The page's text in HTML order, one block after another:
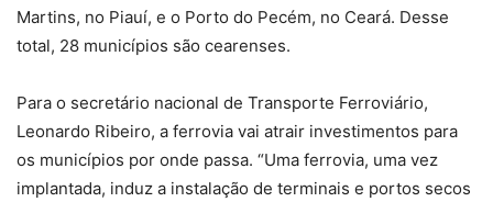
Martins, no Piauí, e o Porto do Pecém, no Ceará. Desse
total, 28 municípios são cearenses.
Para o secretário nacional de Transporte Ferroviário,
Leonardo Ribeiro, a ferrovia vai atrair investimentos para
os municípios por onde passa. “Uma ferrovia, uma vez
implantada, induz a instalação de terminais e portos secos